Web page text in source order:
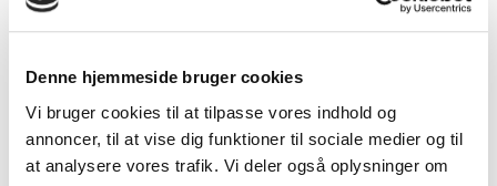
Denne hjemmeside bruger cookies
Vi bruger cookies til at tilpasse vores indhold og
annoncer, til at vise dig funktioner til sociale medier og til
at analysere vores trafik. Vi deler også oplysninger om
Dæktrykssensor
Motor & Ydelse
Økonomi